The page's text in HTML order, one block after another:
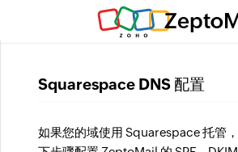
Squarespace DNS 配置
如果您的域使用 Squarespace 托管